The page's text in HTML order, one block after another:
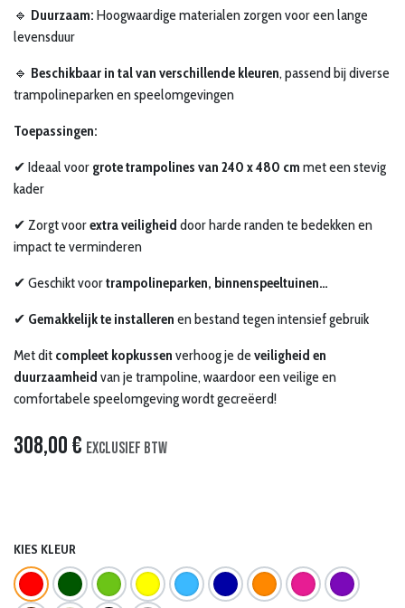
🔹 Duurzaam: Hoogwaardige materialen zorgen voor een lange
levensduur
🔹 Beschikbaar in tal van verschillende kleuren, passend bij diverse
trampolineparken en speelomgevingen
Toepassingen:
✔ Ideaal voor grote trampolines van 240 x 480 cm met een stevig
kader
✔ Zorgt voorextra veiligheid door harde randen te bedekken en
impact te verminderen
✔ Geschikt voortrampolineparken, binnenspeeltuinen…
✔ Gemakkelijk te installeren en bestand tegen intensief gebruik
Met dit compleet kopkussen verhoog je de veiligheid en
duurzaamheid van je trampoline, waardoor een veilige en
comfortabele speelomgeving wordt gecreëerd!
308,00€ Exclusief btw
KIES KLEUR